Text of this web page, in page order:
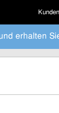
erhalten